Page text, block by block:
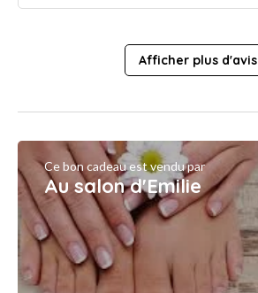
Afficher plus d'avis
Ce bon cadeau est vendu par
Au salon d'Emilie